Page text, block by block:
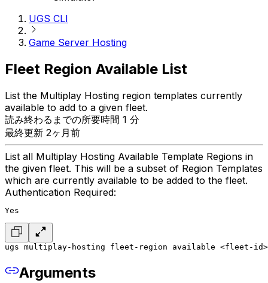
UGS CLI
Game Server Hosting
Fleet Region Available List
List the Multiplay Hosting region templates currently
available to add to a given fleet.
読み終わるまでの所要時間 1 分
最終更新 2ヶ月前
List all Multiplay Hosting Available Template Regions in
the given fleet. This will be a subset of Region Templates
which are currently available to be added to the fleet.
Authentication Required:
Yes
ugs multiplay-hosting fleet-region available <fleet-
Arguments